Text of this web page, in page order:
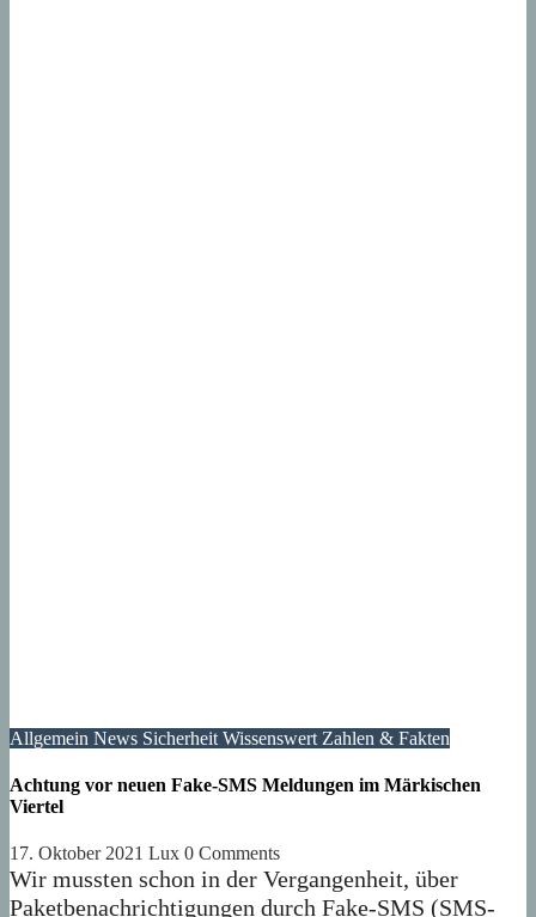
Allgemein News Sicherheit Wissenswert Zahlen & Fakten
Achtung vor neuen Fake-SMS Meldungen im Märkischen
Viertel
17. Oktober 2021 Lux 0 Comments
Wir mussten schon in der Vergangenheit, über
Paketbenachrichtigungen durch Fake-SMS (SMS-